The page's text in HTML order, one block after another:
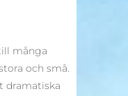
många
och små.
dramatiska